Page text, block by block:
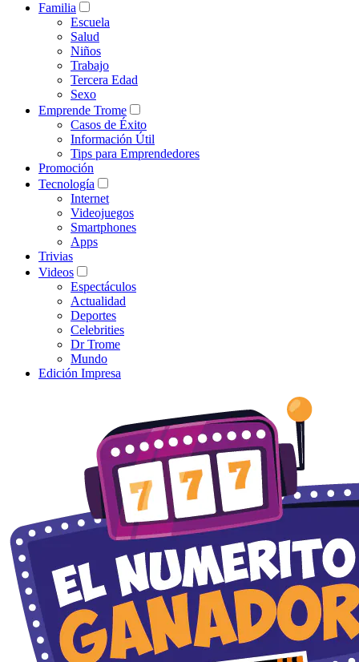
Familia
Escuela
Salud
Niños
Trabajo
Tercera Edad
Sexo
Emprende Trome
Casos de Éxito
Información Útil
Tips para Emprendedores
Promoción
Tecnología
Internet
Videojuegos
Smartphones
Apps
Trivias
Videos
Espectáculos
Actualidad
Deportes
Celebrities
Dr Trome
Mundo
Edición Impresa